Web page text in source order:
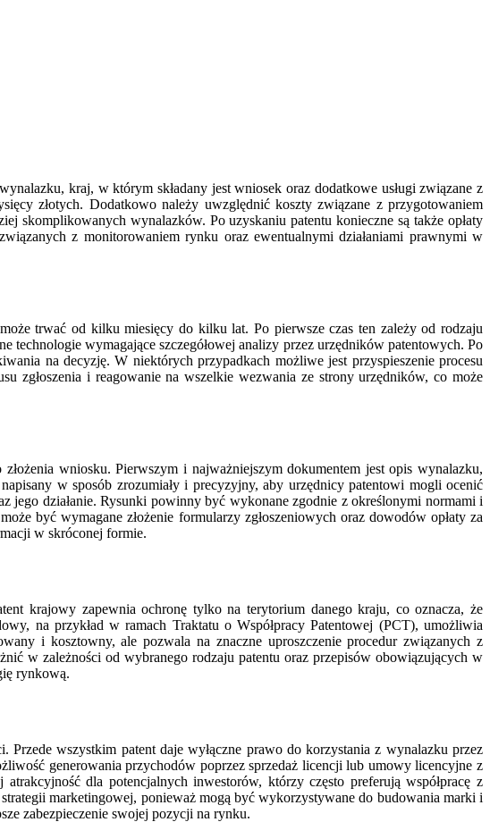
kraj, w którym składany jest wniosek oraz dodatkowe usługi związane z
złotych. Dodatkowo należy uwzględnić koszty związane z przygotowaniem
skomplikowanych wynalazków. Po uzyskaniu patentu konieczne są także opłaty
z monitorowaniem rynku oraz ewentualnymi działaniami prawnymi w
trwać od kilku miesięcy do kilku lat. Po pierwsze czas ten zależy od rodzaju
technologie wymagające szczegółowej analizy przez urzędników patentowych. Po
na decyzję. W niektórych przypadkach możliwe jest przyspieszenie procesu
zgłoszenia i reagowanie na wszelkie wezwania ze strony urzędników, co może
wniosku. Pierwszym i najważniejszym dokumentem jest opis wynalazku,
w sposób zrozumiały i precyzyjny, aby urzędnicy patentowi mogli ocenić
jego działanie. Rysunki powinny być wykonane zgodnie z określonymi normami i
być wymagane złożenie formularzy zgłoszeniowych oraz dowodów opłaty za
w skróconej formie.
krajowy zapewnia ochronę tylko na terytorium danego kraju, co oznacza, że
na przykład w ramach Traktatu o Współpracy Patentowej (PCT), umożliwia
i kosztowny, ale pozwala na znaczne uproszczenie procedur związanych z
w zależności od wybranego rodzaju patentu oraz przepisów obowiązujących w
rynkową.
Przede wszystkim patent daje wyłączne prawo do korzystania z wynalazku przez
generowania przychodów poprzez sprzedaż licencji lub umowy licencyjne z
dla potencjalnych inwestorów, którzy często preferują współpracę z
marketingowej, ponieważ mogą być wykorzystywane do budowania marki i
zabezpieczenie swojej pozycji na rynku.